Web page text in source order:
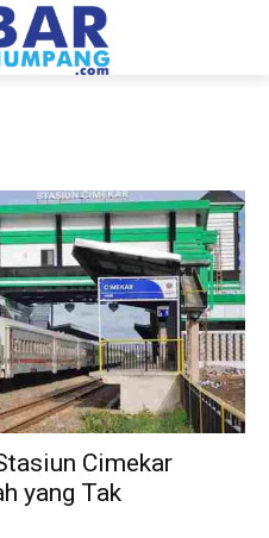
Cimekar
yang Tak